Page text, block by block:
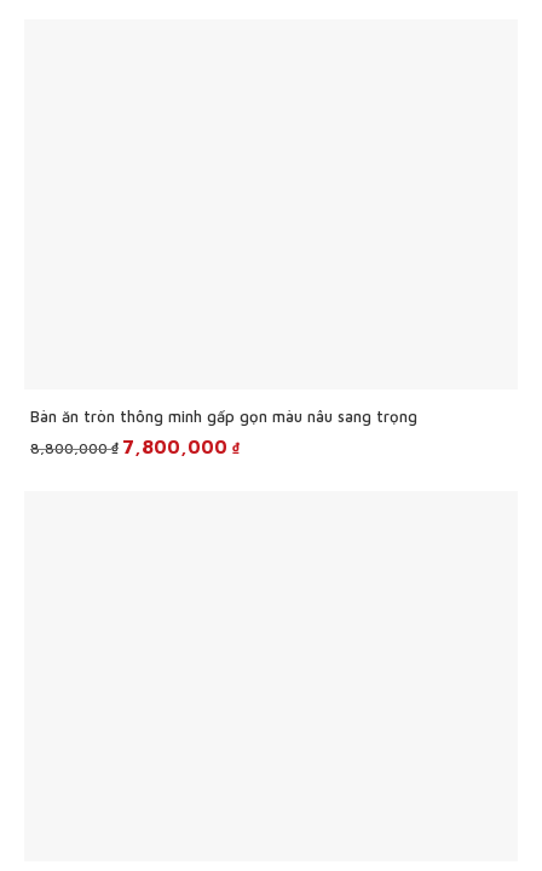
Bàn ăn tròn thông minh gấp gọn màu nâu sang trọng
8,800,000₫ Original
price
7,800,000 ₫Current